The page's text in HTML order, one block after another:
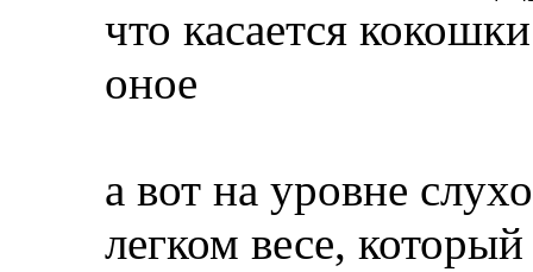
что касается
оное
а вот на уровне
легком весе,